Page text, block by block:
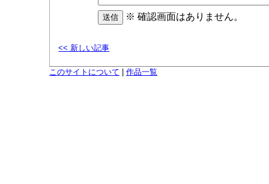
※ 確認画面はありません。
<< 新しい記事
このサイトについて 作品一覧